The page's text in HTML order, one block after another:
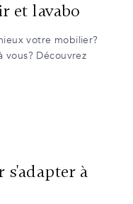
et lavabo
votre mobilier?
Découvrez
s'adapter à